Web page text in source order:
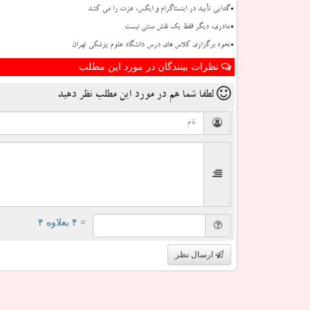
گدایی تأیید در اینستاگرام و ایکس، عزت را می کشد
مادری، دیگر فقط یک نقش سنتی نیست
نحوه برگزاری کلاس های درس دانشگاه علوم پزشکی تهران
نظرات بینندگان در مورد این مطلب
لطفا شما هم در مورد این مطلب نظر دهید
= ۴ بعلاوه ۴
ارسال نظر